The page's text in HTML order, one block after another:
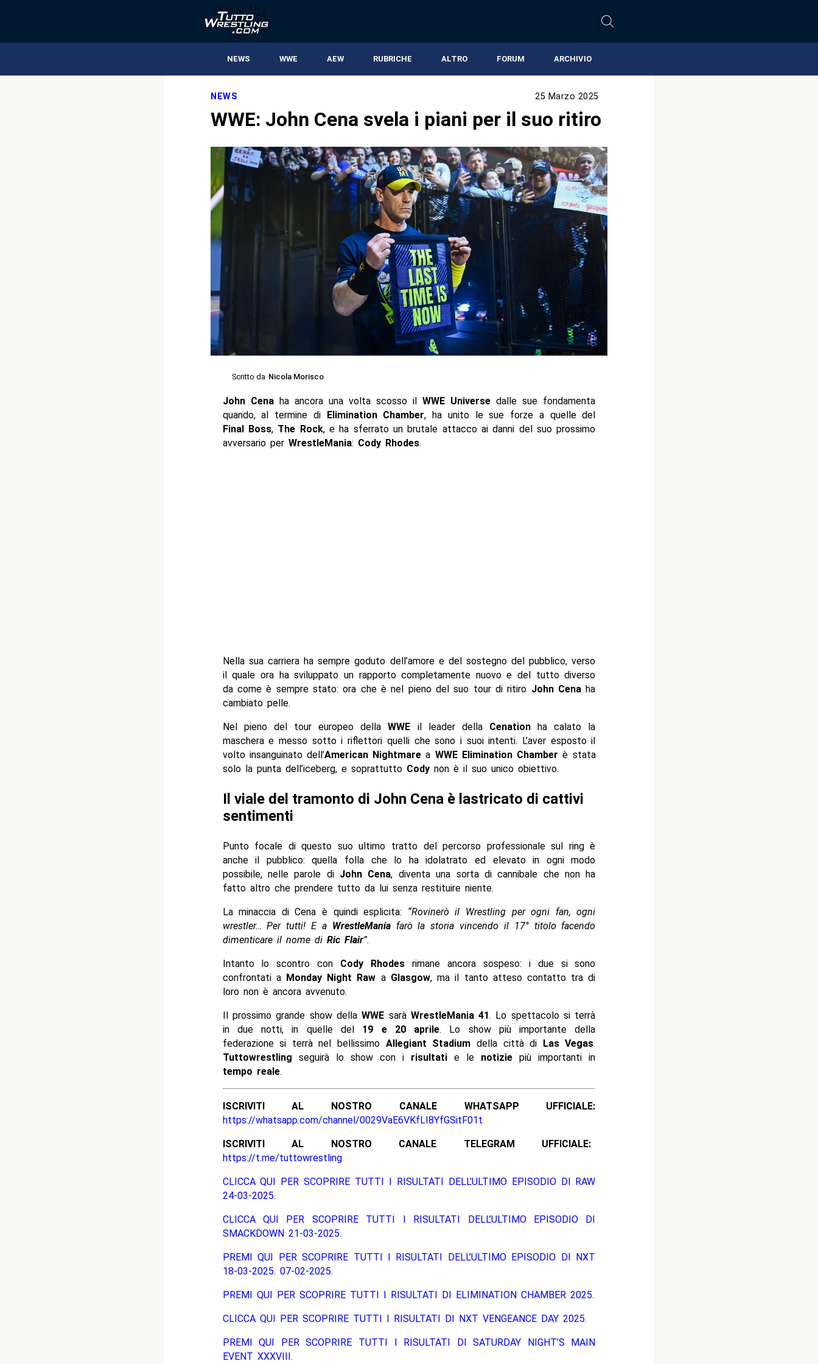
NEWS WWE AEW RUBRICHE ALTRO FORUM ARCHIVIO
NEWS 25 Marzo 2025
WWE: John Cena svela i piani per il suo ritiro
Scritto da Nicola Morisco
John Cenaha ancora una volta scosso ilWWE Universe dalle sue fondamenta
quando, al termine di Elimination Chamber, ha unito le sue forze a quelle del
Final Boss, The Rock, e ha sferrato un brutale attacco ai danni del suo prossimo
avversario per WrestleMania: Cody Rhodes.
Nella sua carriera ha sempre goduto dell’amore e del sostegno del pubblico, verso
il quale ora ha sviluppato un rapporto completamente nuovo e del tutto diverso
da come è sempre stato: ora che è nel pieno del suo tour di ritiro John Cena ha
cambiato pelle.
Nel pieno del tour europeo dellaWWE il leader della Cenation ha calato la
maschera e messo sotto i riflettori quelli che sono i suoi intenti. L’aver esposto il
volto insanguinato dell’American Nightmare a WWE Elimination Chamber è stata
solo la punta dell’iceberg, e soprattutto Codynon è il suo unico obiettivo.
Il viale del tramonto di John Cena è lastricato di cattivi
sentimenti
Punto focale di questo suo ultimo tratto del percorso professionale sul ring è
anche il pubblico: quella folla che lo ha idolatrato ed elevato in ogni modo
possibile, nelle parole di John Cena, diventa una sorta di cannibale che non ha
fatto altro che prendere tutto da lui senza restituire niente.
La minaccia di Cena è quindi esplicita: “Rovinerò il Wrestling per ogni fan, ogni
wrestler… Per tutti! E a WrestleManiafarò la storia vincendo il 17° titolo facendo
dimenticare il nome di Ric Flair”.
Intanto lo scontro con Cody Rhodes rimane ancora sospeso: i due si sono
confrontati a Monday Night Raw a Glasgow, ma il tanto atteso contatto tra di
loro non è ancora avvenuto.
Il prossimo grande show dellaWWE saràWrestleMania 41. Lo spettacolo si terrà
in due notti, in quelle del 19 e 20 aprile. Lo show più importante della
federazione si terrà nel bellissimo Allegiant Stadium della città di Las Vegas.
Tuttowrestling seguirà lo show con i risultati e le notizie più importanti in
tempo reale.
ISCRIVITI AL NOSTRO CANALE WHATSAPP UFFICIALE:
https://whatsapp.com/channel/0029VaE6VKfLI8YfGSitF01t
ISCRIVITI AL NOSTRO CANALE TELEGRAM UFFICIALE:
https://t.me/tuttowrestling
CLICCA QUI PER SCOPRIRE TUTTI I RISULTATI DELL’ULTIMO EPISODIO DI RAW
24-03-2025.
CLICCA QUI PER SCOPRIRE TUTTI I RISULTATI DELL’ULTIMO EPISODIO DI
SMACKDOWN 21-03-2025.
PREMI QUI PER SCOPRIRE TUTTI I RISULTATI DELL’ULTIMO EPISODIO DI NXT
18-03-2025. 07-02-2025.
PREMI QUI PER SCOPRIRE TUTTI I RISULTATI DI ELIMINATION CHAMBER 2025.
CLICCA QUI PER SCOPRIRE TUTTI I RISULTATI DI NXT VENGEANCE DAY 2025.
PREMI QUI PER SCOPRIRE TUTTI I RISULTATI DI SATURDAY NIGHT’S MAIN
EVENT XXXVIII.